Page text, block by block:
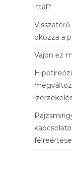
ittál?
okozza a
Vajon ez